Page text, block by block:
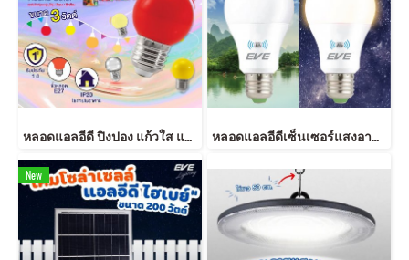
หลอดแอลอีดี ปิงปอง แก้วใส แก้วขุ่น สีแดง สีเหลือง ไฟคริสมาส ไฟประดับ ไฟตกแต่งต้นไม้ ขนาด 3 วัตต์ LED G45 หลอดแอลอีดีเซ็นเซอร์แสงอาทิตย์ เปิด-ปิด เองอัตโนมัติ ขนาด 9 และ 13 วัตต์ แสงขาว และ แสงเหลือง หลอดเซ็นเซอร์ หลอดแอลอีดี LED A60 Sensor bulb 9 and 13 W E27 Daylight and Warmwhite
New